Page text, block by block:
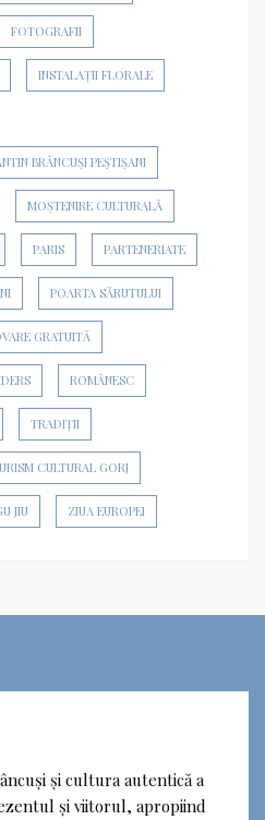
FOTOGRAFII
INSTALAȚII FLORALE
BRÂNCUȘI PEȘTIȘANI
MOȘTENIRE CULTURALĂ
PARIS PARTENERIATE
POARTA SĂRUTULUI
GRATUITĂ
ROMÂNESC
TRADIȚII
CULTURAL GORJ
JIU ZIUA EUROPEI
și cultura autentică a
și viitorul, apropiind